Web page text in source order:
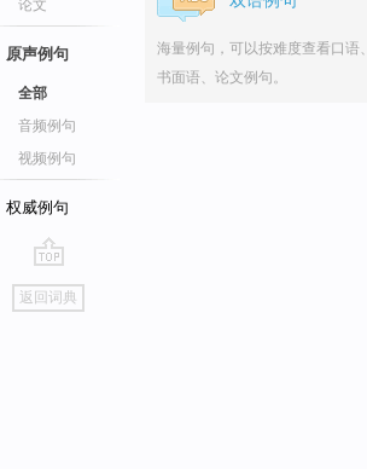
论文
原声例句
全部
音频例句
视频例句
权威例句
go
top
返回词典
海量例句，可以按难度查看口语、
书面语、论文例句。